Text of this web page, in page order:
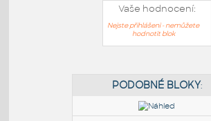
Vaše hodnocení:
Nejste přihlášeni - nemůžete
hodnotit blok